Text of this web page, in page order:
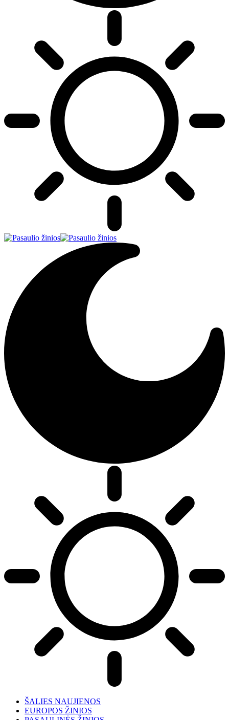
ŠALIES NAUJIENOS
EUROPOS ŽINIOS